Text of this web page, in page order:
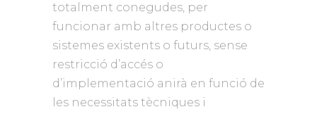
totalment conegudes, per
funcionar amb altres productes o
sistemes existents o futurs, sense
restricció d’accés o
d’implementació anirà en funció de
les necessitats tècniques i